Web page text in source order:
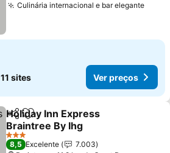
Culinária internacional e bar eleganteVer
11 sites Ver preços
PartilharAdicionar aos favoritos
Holiday Inn Express
Braintree By Ihg
Ver preços
3 Estrelas
8,5 Excelente
7.003